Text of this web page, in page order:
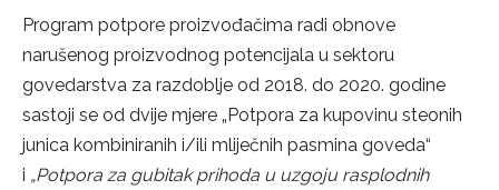
Program potpore proizvođačima radi obnove
narušenog proizvodnog potencijala u sektoru
govedarstva za razdoblje od 2018. do 2020. godine
sastoji se od dvije mjere „Potpora za kupovinu steonih
junica kombiniranih i/ili mliječnih pasmina goveda“
i „Potpora za gubitak prihoda u uzgoju rasplodnih